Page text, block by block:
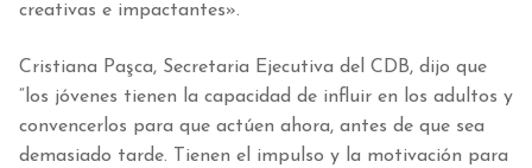
creativas e impactantes».
Cristiana Paşca, Secretaria Ejecutiva del CDB, dijo que
“los jóvenes tienen la capacidad de influir en los adultos y
convencerlos para que actúen ahora, antes de que sea
demasiado tarde. Tienen el impulso y la motivación para